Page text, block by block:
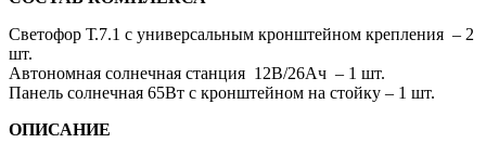
Светофор Т.7.1 с универсальным кронштейном крепления – 2
шт.
Автономная солнечная станция 12В/26Ач – 1 шт.
Панель солнечная 65Вт с кронштейном на стойку – 1 шт.
ОПИСАНИЕ